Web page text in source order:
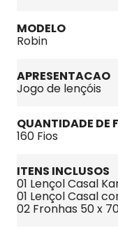
MODELO
Robin
APRESENTACAO
Jogo de lençóis
QUANTIDADE DE
160 Fios
ITENS INCLUSOS
01 Lençol Casal
01 Lençol Casal
02 Fronhas 50 x